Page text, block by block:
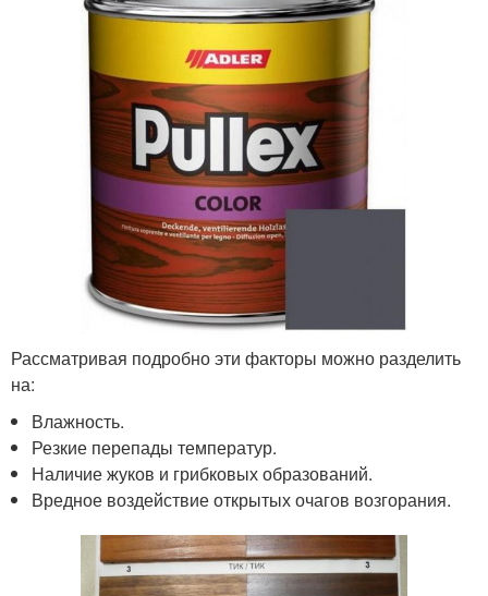
Рассматривая подробно эти факторы можно разделить
на:
Влажность.
Резкие перепады температур.
Наличие жуков и грибковых образований.
Вредное воздействие открытых очагов возгорания.